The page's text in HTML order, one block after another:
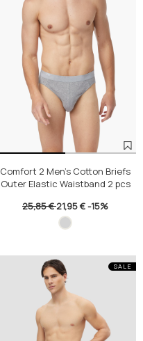
Comfort 2 Men's Cotton Briefs
Outer Elastic Waistband 2 pcs
25,85 €21,95 €-15%
SALE